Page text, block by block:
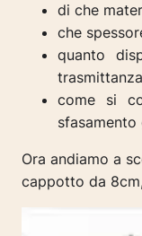
di che
che
quanto
come si
sfasamento
Ora andiamo a
cappotto da